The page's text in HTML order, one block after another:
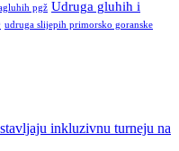
pgž Udruga gluhih i
udruga slijepih primorsko goranske
inkluzivnu turneju na